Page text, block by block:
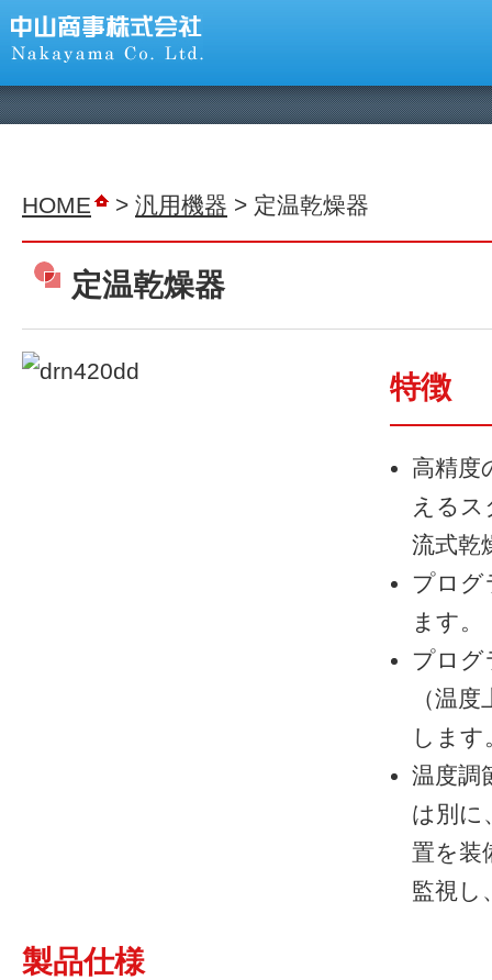
HOME > 汎用機器 > 定温乾燥器
定温乾燥器
特徴
高精度
える
流式乾
プログ
ます。
プログ
（温
します
温度調
は別に
置を装
監視し
製品仕様